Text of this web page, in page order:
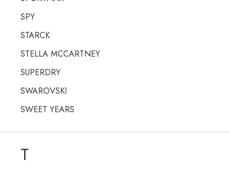
SPY
STARCK
STELLA MCCARTNEY
SUPERDRY
SWAROVSKI
SWEET YEARS
T